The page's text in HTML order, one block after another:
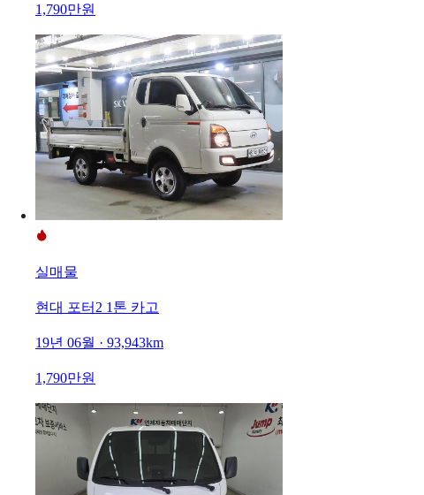
1,790만원
실매물
현대 포터2 1톤 카고
19년 06월 · 93,943km
1,790만원